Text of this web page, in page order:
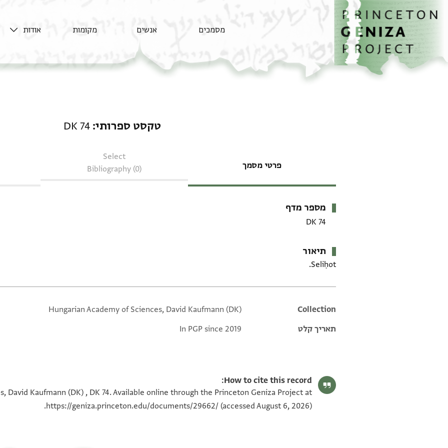
דילוג לתוכן
דף הבית
מסמכים אנשים מקומות אודות
טקסט ספרותי DK 74
פרטי מסמך
Select
Bibliography (0)
מטא-דאטא
מספר מדף
DK 74
תיאור
Seliḥot.
Additional metadata
Collection
Hungarian Academy of Sciences, David Kaufmann (DK)
תאריך קלט
In PGP since 2019
How to cite this record:
David Kaufmann (DK) , DK 74. Available online through the Princeton Geniza Project at
https://geniza.princeton.edu/documents/29662/ (accessed August 6, 2026).